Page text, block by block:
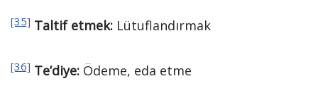
[35] Taltif etmek: Lütuflandırmak
[36] Te’diye: Ödeme, eda etme